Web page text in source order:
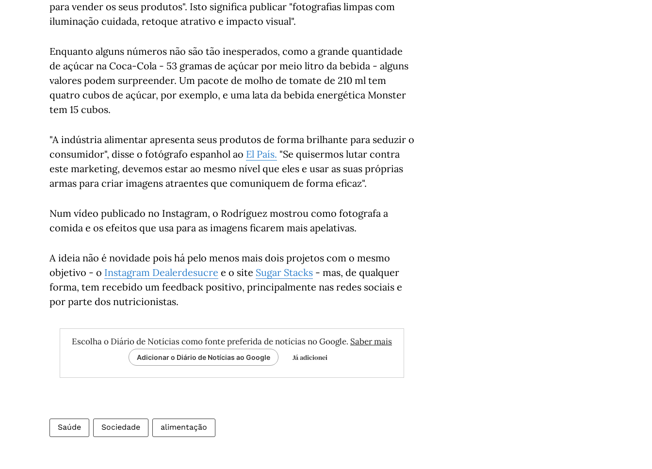
para vender os seus produtos". Isto significa publicar "fotografias limpas com
iluminação cuidada, retoque atrativo e impacto visual".
Enquanto alguns números não são tão inesperados, como a grande quantidade
de açúcar na Coca-Cola - 53 gramas de açúcar por meio litro da bebida - alguns
valores podem surpreender. Um pacote de molho de tomate de 210 ml tem
quatro cubos de açúcar, por exemplo, e uma lata da bebida energética Monster
tem 15 cubos.
"A indústria alimentar apresenta seus produtos de forma brilhante para seduzir o
consumidor", disse o fotógrafo espanhol ao El País. "Se quisermos lutar contra
este marketing, devemos estar ao mesmo nível que eles e usar as suas próprias
armas para criar imagens atraentes que comuniquem de forma eficaz".
Num vídeo publicado no Instagram, o Rodríguez mostrou como fotografa a
comida e os efeitos que usa para as imagens ficarem mais apelativas.
A ideia não é novidade pois há pelo menos mais dois projetos com o mesmo
objetivo - o Instagram Dealerdesucre e o site Sugar Stacks - mas, de qualquer
forma, tem recebido um feedback positivo, principalmente nas redes sociais e
por parte dos nutricionistas.
Escolha o Diário de Notícias como fonte preferida de notícias no Google. Saber mais
Adicionar o Diário de Notícias ao Google Já adicionei
Saúde Sociedade alimentação